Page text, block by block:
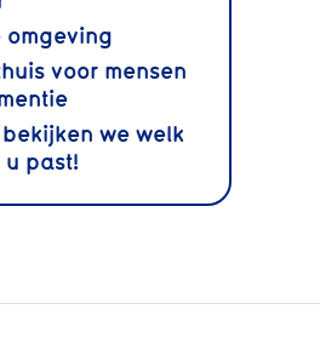
omgeving
voor mensen
we welk
past!